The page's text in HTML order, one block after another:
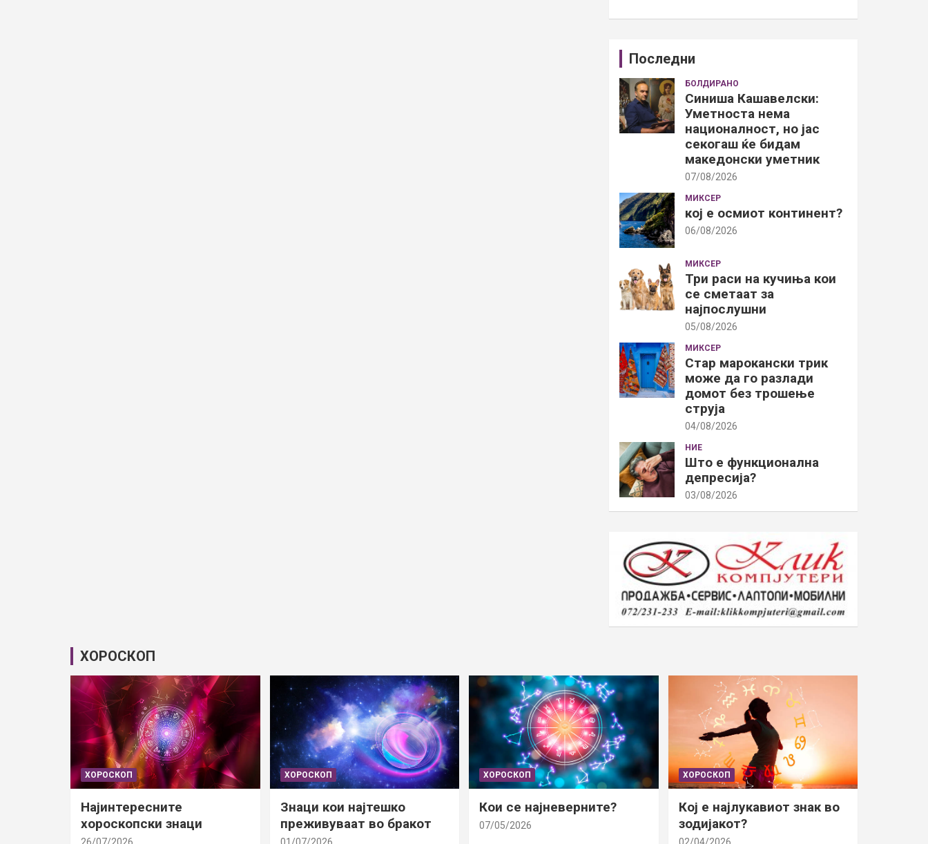
Последни
БОЛДИРАНО
Синиша Кашавелски:
Уметноста нема
националност, но јас
секогаш ќе бидам
македонски уметник
07/08/2026
МИКСЕР
кој е осмиот континент?
06/08/2026
МИКСЕР
Три раси на кучиња кои
се сметаат за
најпослушни
05/08/2026
МИКСЕР
Стар марокански трик
може да го разлади
домот без трошење
струја
04/08/2026
НИЕ
Што е функционална
депресија?
03/08/2026
ХОРОСКОП
ХОРОСКОП
Најинтересните
хороскопски знаци
ХОРОСКОП
Знаци кои најтешко
преживуваат во бракот
ХОРОСКОП
Кои се најневерните?
07/05/2026
ХОРОСКОП
Кој е најлукавиот знак во
зодијакот?